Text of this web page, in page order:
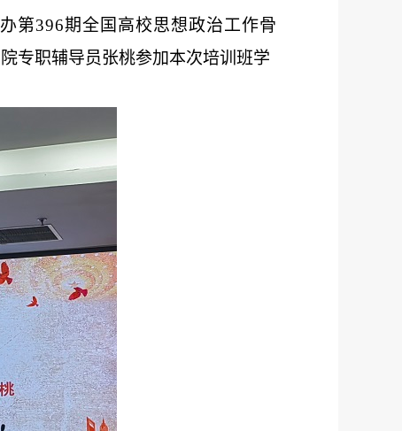
第396期全国高校思想政治工作骨
专职辅导员张桃参加本次培训班学